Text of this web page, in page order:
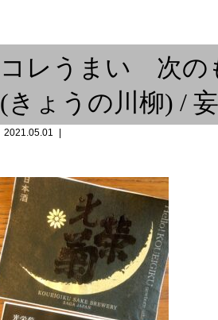
ベント：神戸グ...
デ
ラジカセ
コレうまい 次の
(きょうの川柳) /
2021.05.01